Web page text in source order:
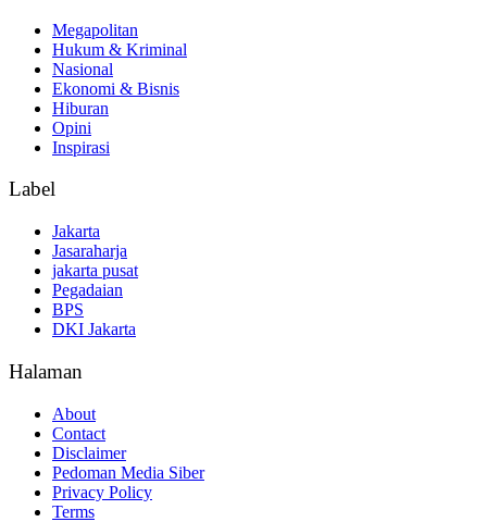
Megapolitan
Hukum & Kriminal
Nasional
Ekonomi & Bisnis
Hiburan
Opini
Inspirasi
Label
Jakarta
Jasaraharja
jakarta pusat
Pegadaian
BPS
DKI Jakarta
Halaman
About
Contact
Disclaimer
Pedoman Media Siber
Privacy Policy
Terms